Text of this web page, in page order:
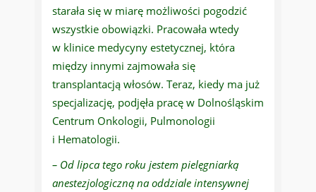
starała się w miarę możliwości pogodzić
wszystkie obowiązki. Pracowała wtedy
w klinice medycyny estetycznej, która
między innymi zajmowała się
transplantacją włosów. Teraz, kiedy ma już
specjalizację, podjęła pracę w Dolnośląskim
Centrum Onkologii, Pulmonologii
i Hematologii.
– Od lipca tego roku jestem pielęgniarką
anestezjologiczną na oddziale intensywnej